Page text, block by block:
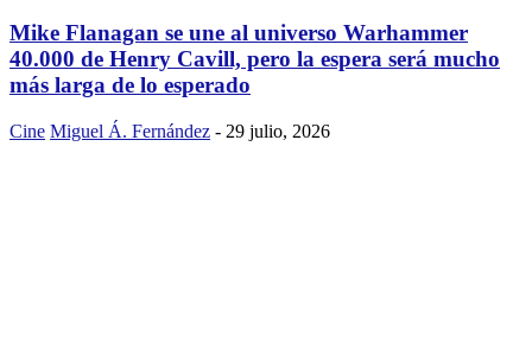
Mike Flanagan se une al universo Warhammer
40.000 de Henry Cavill, pero la espera será mucho
más larga de lo esperado
Cine Miguel Á. Fernández - 29 julio, 2026